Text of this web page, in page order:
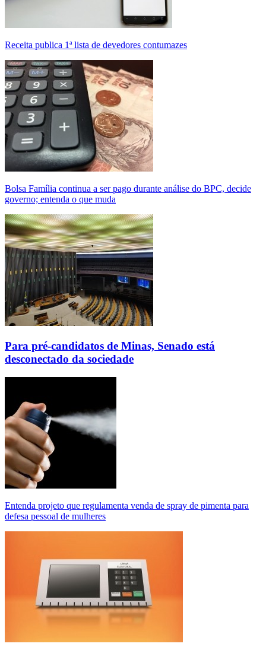
Receita publica 1ª lista de devedores contumazes
Bolsa Família continua a ser pago durante análise do BPC, decide
governo; entenda o que muda
Para pré-candidatos de Minas, Senado está
desconectado da sociedade
Entenda projeto que regulamenta venda de spray de pimenta para
defesa pessoal de mulheres